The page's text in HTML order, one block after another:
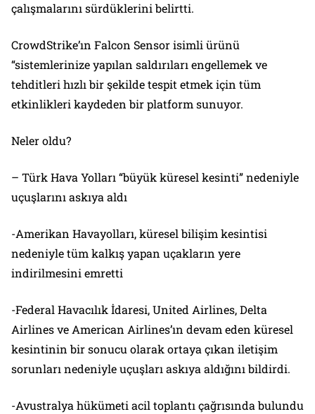
çalışmalarını sürdüklerini belirtti.
CrowdStrike’ın Falcon Sensor isimli ürünü
“sistemlerinize yapılan saldırıları engellemek ve
tehditleri hızlı bir şekilde tespit etmek için tüm
etkinlikleri kaydeden bir platform sunuyor.
Neler oldu?
– Türk Hava Yolları “büyük küresel kesinti” nedeniyle
uçuşlarını askıya aldı
-Amerikan Havayolları, küresel bilişim kesintisi
nedeniyle tüm kalkış yapan uçakların yere
indirilmesini emretti
-Federal Havacılık İdaresi, United Airlines, Delta
Airlines ve American Airlines’ın devam eden küresel
kesintinin bir sonucu olarak ortaya çıkan iletişim
sorunları nedeniyle uçuşları askıya aldığını bildirdi.
-Avustralya hükümeti acil toplantı çağrısında bulundu